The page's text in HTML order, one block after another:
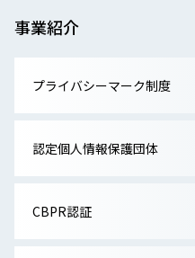
事業紹介
プライバシーマーク制度
認定個人情報保護団体
CBPR認証